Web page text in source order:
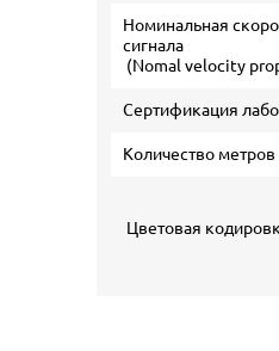
Номинальная
сигнала
(Nomal velocity
Сертификация
Количество
Цветовая